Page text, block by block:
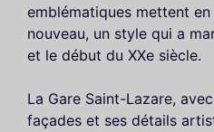
emblématiques mettent
nouveau, un style qui a
et le début du XXe siècle.
La Gare Saint-Lazare,
façades et ses détails